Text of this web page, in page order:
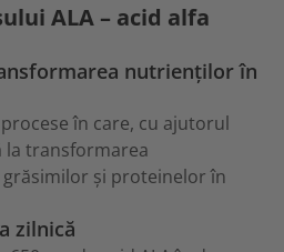
ALA – acid alfa
nutrienților în
în care, cu ajutorul
la transformarea
și proteinelor în
zilnică